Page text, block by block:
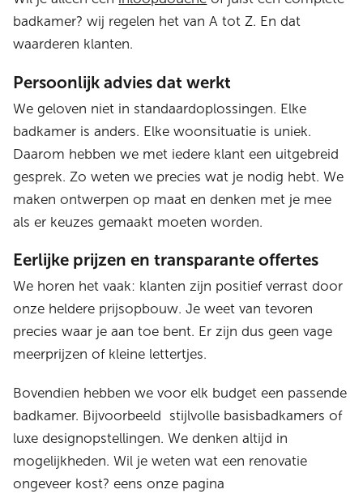
badkamer? wij regelen het van A tot Z. En dat
waarderen klanten.
Persoonlijk advies dat werkt
We geloven niet in standaardoplossingen. Elke
badkamer is anders. Elke woonsituatie is uniek.
Daarom hebben we met iedere klant een uitgebreid
gesprek. Zo weten we precies wat je nodig hebt. We
maken ontwerpen op maat en denken met je mee
als er keuzes gemaakt moeten worden.
Eerlijke prijzen en transparante offertes
We horen het vaak: klanten zijn positief verrast door
onze heldere prijsopbouw. Je weet van tevoren
precies waar je aan toe bent. Er zijn dus geen vage
meerprijzen of kleine lettertjes.
Bovendien hebben we voor elk budget een passende
badkamer. Bijvoorbeeld stijlvolle basisbadkamers of
luxe designopstellingen. We denken altijd in
mogelijkheden. Wil je weten wat een renovatie
ongeveer kost? eens onze pagina